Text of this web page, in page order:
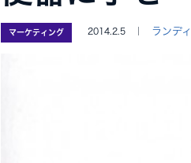
マーケティング 2014.2.5 ｜ ランデ